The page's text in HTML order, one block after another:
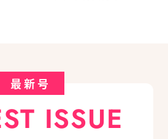
最新号
ISSUE